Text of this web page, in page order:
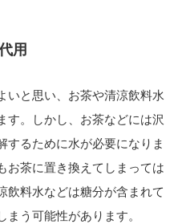
用
いと思い、お茶や清涼飲料水
す。しかし、お茶などには沢
するために水が必要になりま
お茶に置き換えてしまっては
飲料水などは糖分が含まれて
う可能性があります。